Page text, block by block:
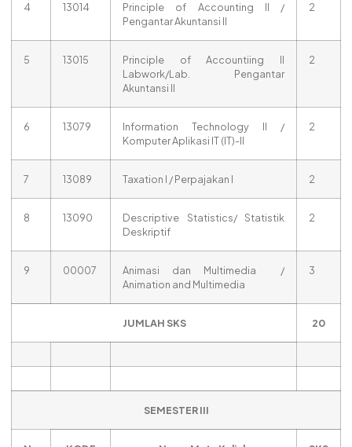
4 13014
Principle of Accounting II /
Pengantar Akuntansi II
2
5 13015
Principle of Accountiing II
Labwork/Lab. Pengantar
Akuntansi II
2
6 13079
Information Technology II /
Komputer Aplikasi IT (IT)-II
2
7 13089 Taxation I / Perpajakan I 2
8 13090
Descriptive Statistics/ Statistik
Deskriptif
2
9 00007
Animasi dan Multimedia /
Animation and Multimedia
3
JUMLAH SKS 20
SEMESTER III